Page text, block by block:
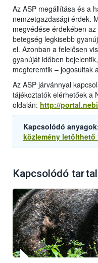
Az ASP megállítása és a
nemzetgazdasági érdek.
megvédése érdekében
betegség legkisebb
el. Azonban a felelősen
gyanúját időben
megteremtik – jogosultak
Az ASP járvánnyal
tájékoztatók elérhetőek a
oldalán: http://
Kapcsolódó
közlemény letölthető
Kapcsolódó